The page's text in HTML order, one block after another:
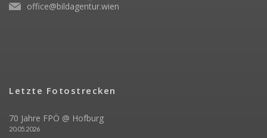
office@bildagentur.wien
Letzte Fotostrecken
70 Jahre FPÖ @ Hofburg
20.05.2026